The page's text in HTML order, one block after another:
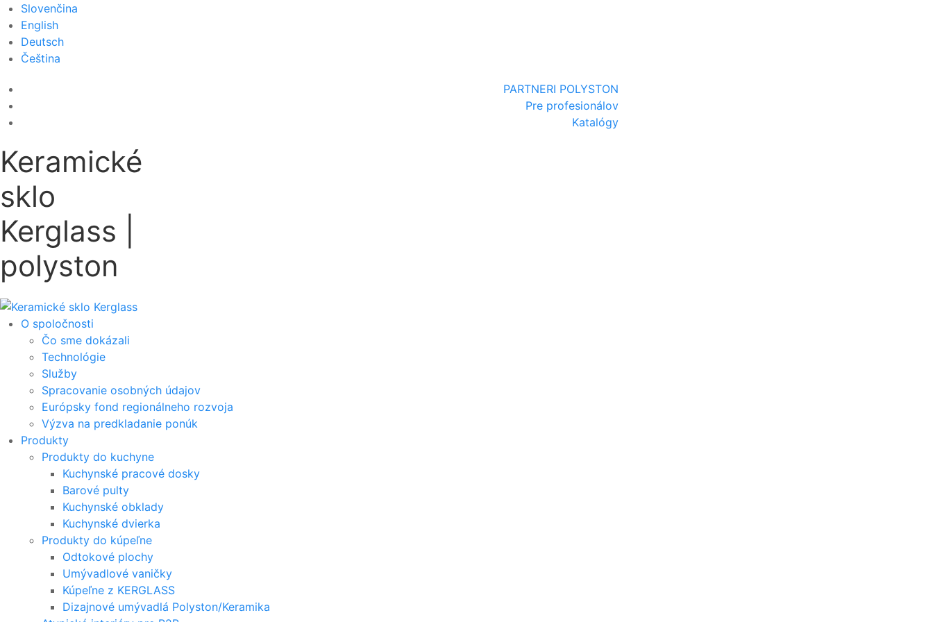
Slovenčina
English
Deutsch
Čeština
PARTNERI POLYSTON
Pre profesionálov
Katalógy
Keramické
sklo
Kerglass |
polyston
O spoločnosti
Čo sme dokázali
Technológie
Služby
Spracovanie osobných údajov
Európsky fond regionálneho rozvoja
Výzva na predkladanie ponúk
Produkty
Produkty do kuchyne
Kuchynské pracové dosky
Barové pulty
Kuchynské obklady
Kuchynské dvierka
Produkty do kúpeľne
Odtokové plochy
Umývadlové vaničky
Kúpeľne z KERGLASS
Dizajnové umývadlá Polyston/Keramika